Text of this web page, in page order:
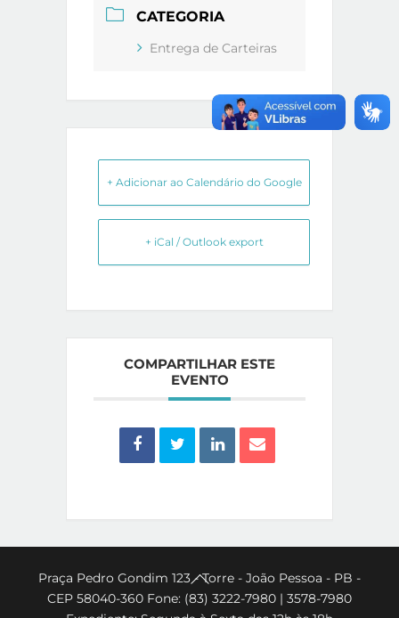
CATEGORIA
Entrega de Carteiras
+ Adicionar ao Calendário do Google
+ iCal / Outlook export
COMPARTILHAR ESTE
EVENTO
Back
To
Praça Pedro Gondim 123 - Torre - João Pessoa - PB -
CEP 58040-360 Fone: (83) 3222-7980 | 3578-7980